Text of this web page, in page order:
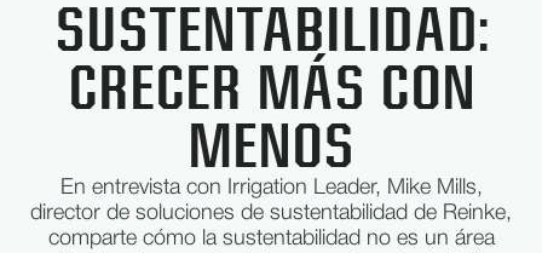
SUSTENTABILIDAD:
CRECER MÁS CON
MENOS
En entrevista con Irrigation Leader, Mike Mills,
director de soluciones de sustentabilidad de Reinke,
comparte cómo la sustentabilidad no es un área